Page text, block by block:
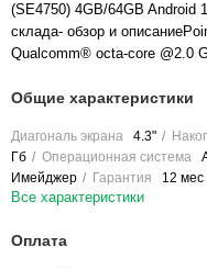
(SE4750) 4GB/64GB Android
склада- обзор и
Qualcomm® octa-core @2.0
Общие характеристики
Диагональ экрана 4.3"
Гб
Операционная система
Имейджер
Гарантия 12 мес
Все характеристики
Оплата